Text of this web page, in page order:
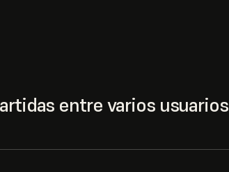
entre varios usuarios